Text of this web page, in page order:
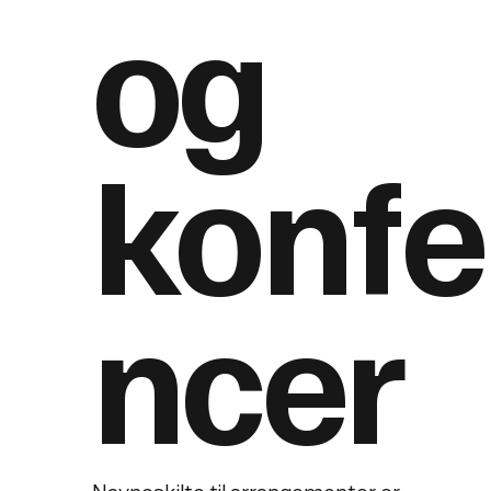
og
ncer